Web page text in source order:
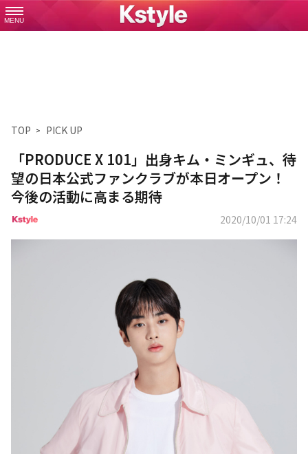
MENU
TOP PICK UP
「PRODUCE X 101」出身キム・ミンギュ、待
望の日本公式ファンクラブが本日オープン！
今後の活動に高まる期待
2020/10/01 17:24